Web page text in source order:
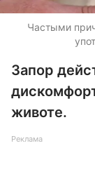
Частыми
Запор
животе.
Реклама